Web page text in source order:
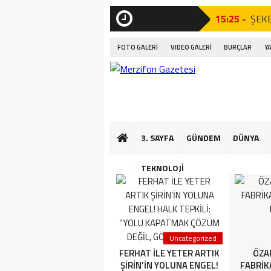
15:25 -
21:23 - AÇI
16:56 -
16:44 -
FOTO GALERİ VIDEO GALERİ BURÇLAR
3. SAYFA GÜNDEM DÜNYA
TEKNOLOJİ
Uncategorized
FERHAT İLE YETER ARTIK
ŞİRİN’İN YOLUNA ENGEL!